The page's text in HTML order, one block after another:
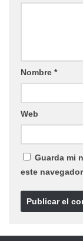
Nombre *
Web
Guarda mi
este